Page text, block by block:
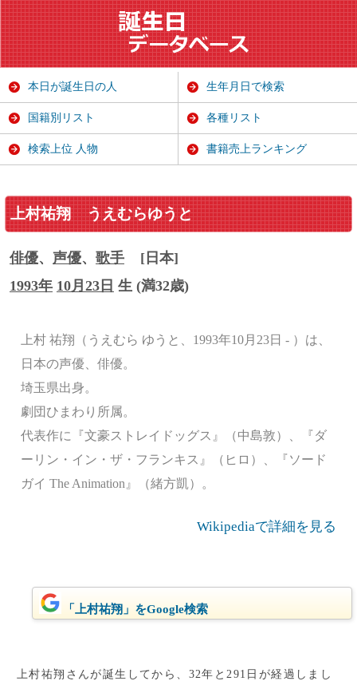
上村祐翔 うえむらゆうと
俳優、 声優、 歌手
[日本]
1993年 10月23日 生 (満32歳)
上村 祐翔（うえむら ゆうと、1993年10月23日 - ）は、
日本の声優、俳優。
埼玉県出身。
劇団ひまわり所属。
代表作に『文豪ストレイドッグス』（中島敦）、『ダ
ーリン・イン・ザ・フランキス』（ヒロ）、『ソード
ガイ The Animation』（緒方凱）。
Wikipediaで詳細を見る
「上村祐翔」をGoogle検索
上村祐翔さんが誕生してから、32年と291日が経過しまし
本日が誕生日の人 生年月日で検索
国籍別リスト 各種リスト
検索上位 人物 書籍売上ランキング